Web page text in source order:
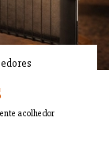
acolhedor